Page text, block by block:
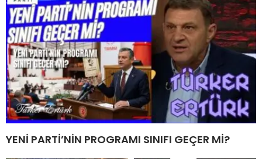
YENİ PARTİ’NİN PROGRAMI SINIFI GEÇER Mİ?